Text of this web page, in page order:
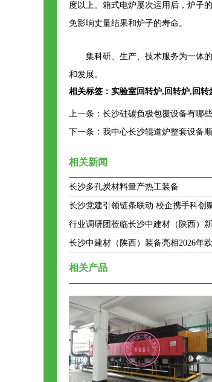
度以上。箱式电炉屡次运用后，炉子
免影响丈量结果和炉子的寿命。
集科研、生产、技术服务为一体
和发展。
相关标签： 实验室回转炉, 回转炉, 回转
上一条： 长沙硅碳负极包覆设备有哪
下一条： 我中心长沙辊道炉整套设备
相关新闻
长沙多孔炭材料量产热工装备
长沙党建引领链条联动 校企携手科创
行业调研团莅临长沙中建材（陕西）
长沙中建材（陕西）装备亮相2026年
相关产品